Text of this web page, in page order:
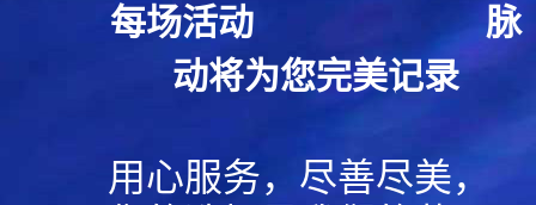
每场活动
脉
动将为您完美记录
用心服务，尽善尽美，